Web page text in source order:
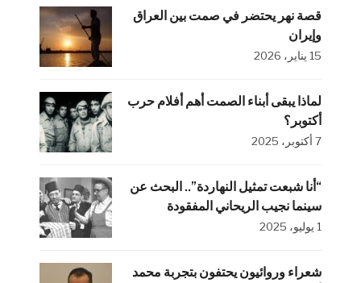
قصة نهر يحتضر في صمت بين العراق
وإيران
15 يناير، 2026
لماذا يبقى أبناء الصمت أهم أفلام حرب
أكتوبر؟
7 أكتوبر، 2025
“أنا شبعت تمثيل النهاردة”.. البحث عن
سينما نجيب الريحاني المفقودة
1 يوليو، 2025
شعراء وروائيون يحتفون بتجربة محمد